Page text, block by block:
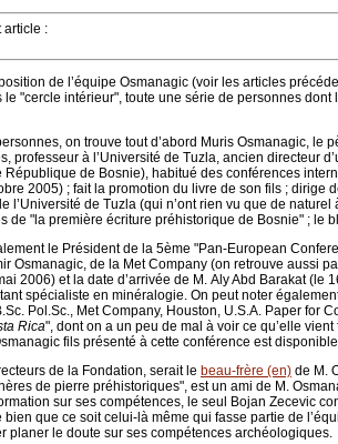
article :
de l’équipe Osmanagic (voir les articles
le "cercle intérieur", toute une série de personnes
on trouve tout d’abord Muris Osmanagic,
professeur à l’Université de Tuzla, ancien directeur
République de Bosnie), habitué des conférences
2005) ; fait la promotion du livre de son fils ;
l’Université de Tuzla (qui n’ont rien vu que de naturel
de "la première écriture préhistorique de Bosnie" ; le
le Président de la 5ème "Pan-European
Osmanagic, de la Met Company (on retrouve aussi
2006) et la date d’arrivée de M. Aly Abd Barakat
spécialiste en minéralogie. On peut noter
Pol.Sc., Met Company, Houston, U.S.A. Paper for
Rica", dont on a un peu de mal à voir ce qu’elle
fils présenté à cette conférence est
de la Fondation, serait le beau-frère (en) de M.
de pierre préhistoriques", est un ami de M.
sur ses compétences, le seul Bojan Zecevic
bien que ce soit celui-là même qui fasse partie de
planer le doute sur ses compétences archéologiques.